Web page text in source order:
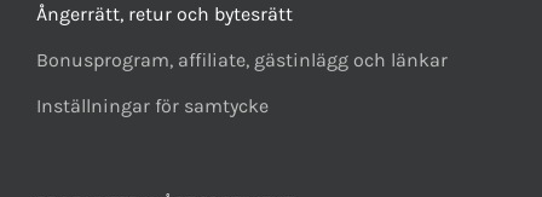
Ångerrätt, retur och bytesrätt
Bonusprogram, affiliate, gästinlägg och länkar
Inställningar för samtycke